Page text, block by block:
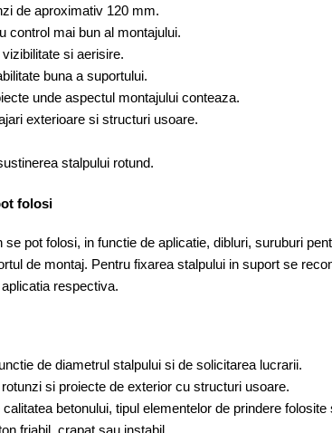
de aproximativ 120 mm.
control mai bun al montajului.
si aerisire.
buna a suportului.
unde aspectul montajului conteaza.
exterioare si structuri usoare.
stalpului rotund.
folosi
se pot folosi, in functie de aplicatie, dibluri, suruburi
de montaj. Pentru fixarea stalpului in suport se
respectiva.
de diametrul stalpului si de solicitarea lucrarii.
si proiecte de exterior cu structuri usoare.
betonului, tipul elementelor de prindere